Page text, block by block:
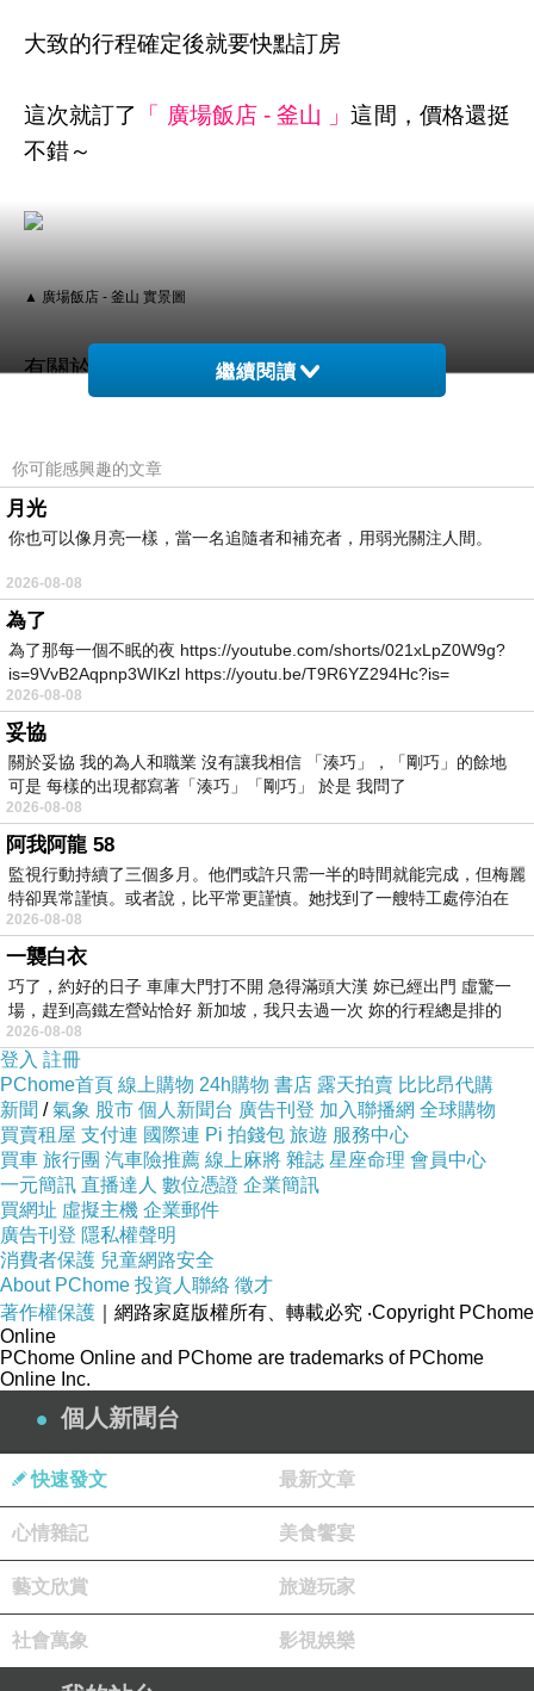
大致的行程確定後就要快點訂房
這次就訂了 「 廣場飯店 - 釜山 」這間，價格還挺
不錯～
▲ 廣場飯店 - 釜山 實景圖
有關於訂房，我個人建議是
像這次的話上網找了一下
店 - 釜山的評價還不差～
就儘快衝下去！以免到時候訂不到就哭哭了(尤其
是旅遊旺季更要注意)
而且在
差！沒在怕的！（這點超棒！）
另外我有找到一些
好評優惠折扣碼！
可能剛好適用喔！請多加利用！
有關 廣場飯店 - 釜山 的房間介紹在下面
如果有興趣到這附近玩的旅遊住宿比價網，不妨
可以看看！
↓↓↓保證最便宜！定貴退價差↓↓↓
廣場飯店 - 釜山
46 間客房
24 小時櫃台服務
空調
每日客房清潔服務
旅遊諮詢/購票服務
闔家歡樂
繼續閱讀
你可能感興趣的文章
月光
你也可以像月亮一樣，當一名追隨者和補充者，用弱光關注人間。
2026-08-08
為了
為了那每一個不眠的夜 https://youtube.com/shorts/021xLpZ0W9g?
is=9VvB2Aqpnp3WIKzl https://youtu.be/T9R6YZ294Hc?is=
2026-08-08
妥協
關於妥協 我的為人和職業 沒有讓我相信 「湊巧」，「剛巧」的餘地
可是 每樣的出現都寫著「湊巧」「剛巧」 於是 我問了
2026-08-08
阿我阿龍 58
監視行動持續了三個多月。他們或許只需一半的時間就能完成，但梅麗
特卻異常謹慎。或者說，比平常更謹慎。她找到了一艘特工處停泊在
2026-08-08
一襲白衣
巧了，約好的日子 車庫大門打不開 急得滿頭大漢 妳已經出門 虛驚一
場，趕到高鐵左營站恰好 新加坡，我只去過一次 妳的行程總是排的
2026-08-08
登入 註冊
PChome首頁 線上購物 24h購物 書店 露天拍賣 比比昂代購
新聞 /氣象 股市 個人新聞台 廣告刊登 加入聯播網 全球購物
買賣租屋 支付連 國際連 Pi 拍錢包 旅遊 服務中心
買車 旅行團 汽車險推薦 線上麻將 雜誌 星座命理 會員中心
一元簡訊 直播達人 數位憑證 企業簡訊
買網址 虛擬主機 企業郵件
廣告刊登 隱私權聲明
消費者保護 兒童網路安全
About PChome 投資人聯絡 徵才
著作權保護 ｜網路家庭版權所有、轉載必究 ‧Copyright PChome
Online
PChome Online and PChome are trademarks of PChome
Online Inc.
個人新聞台
快速發文 最新文章
心情雜記 美食饗宴
藝文欣賞 旅遊玩家
社會萬象 影視娛樂